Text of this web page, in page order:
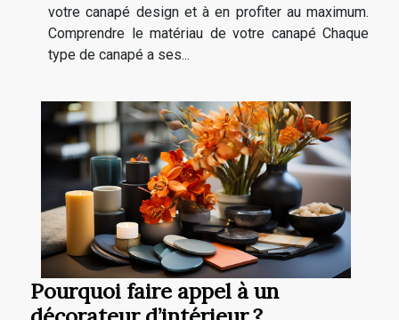
votre canapé design et à en profiter au maximum.
Comprendre le matériau de votre canapé Chaque
type de canapé a ses...
Pourquoi faire appel à un